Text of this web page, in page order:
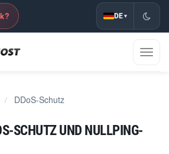
DE ▾
/ DDoS-Schutz
SCHUTZ UND NULLPING-